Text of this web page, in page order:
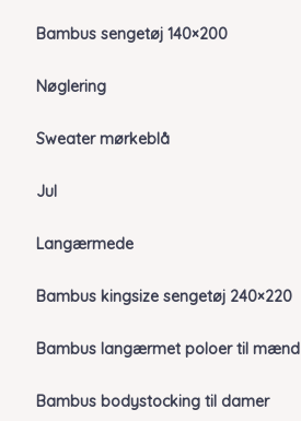
Bambus sengetøj 140×200
Nøglering
Sweater mørkeblå
Jul
Langærmede
Bambus kingsize sengetøj 240×220
Bambus langærmet poloer til mænd
Bambus bodystocking til damer